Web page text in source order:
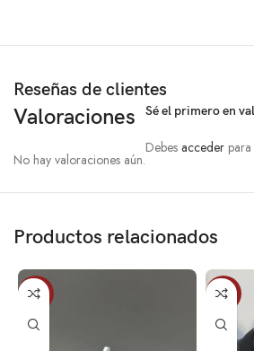
Reseñas de clientes
Valoraciones
No hay valoraciones aún.
Sé el primero en
Debesacceder
Productos relacionados
-12% -15%